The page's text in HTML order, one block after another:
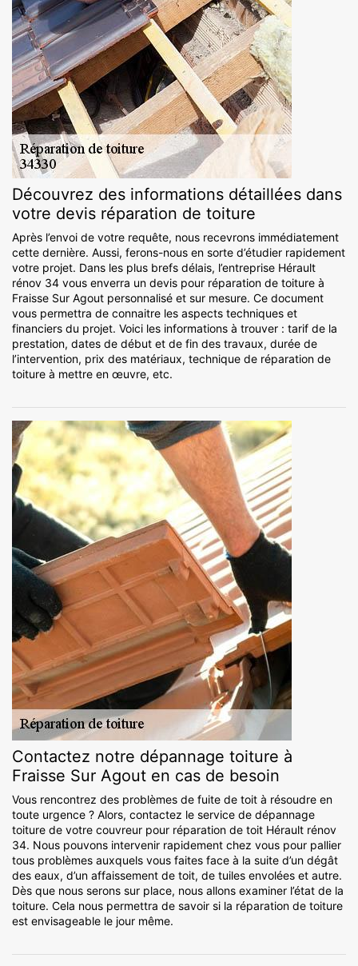
Découvrez des informations détaillées dans
votre devis réparation de toiture
Après l’envoi de votre requête, nous recevrons immédiatement
cette dernière. Aussi, ferons-nous en sorte d’étudier rapidement
votre projet. Dans les plus brefs délais, l’entreprise Hérault
rénov 34 vous enverra un devis pour réparation de toiture à
Fraisse Sur Agout personnalisé et sur mesure. Ce document
vous permettra de connaitre les aspects techniques et
financiers du projet. Voici les informations à trouver : tarif de la
prestation, dates de début et de fin des travaux, durée de
l’intervention, prix des matériaux, technique de réparation de
toiture à mettre en œuvre, etc.
Contactez notre dépannage toiture à
Fraisse Sur Agout en cas de besoin
Vous rencontrez des problèmes de fuite de toit à résoudre en
toute urgence ? Alors, contactez le service de dépannage
toiture de votre couvreur pour réparation de toit Hérault rénov
34. Nous pouvons intervenir rapidement chez vous pour pallier
tous problèmes auxquels vous faites face à la suite d’un dégât
des eaux, d’un affaissement de toit, de tuiles envolées et autre.
Dès que nous serons sur place, nous allons examiner l’état de la
toiture. Cela nous permettra de savoir si la réparation de toiture
est envisageable le jour même.